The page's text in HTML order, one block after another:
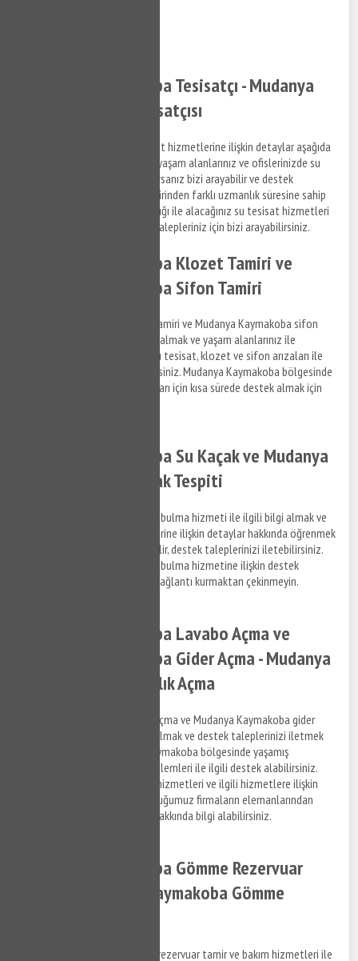
Mudanya Kaymakoba Tesisatçı - Mudanya
Kaymakoba Su Tesisatçısı
Mudanya Kaymakoba su tesisat hizmetlerine ilişkin detaylar aşağıda
Denizlilandığı şekildedir. Sizde yaşam alanlarınız ve ofislerinizde su
tesisat ile ilgili bir arıza yaşıyorsanız bizi arayabilir ve destek
taleplerinizi iletebilirsiniz. Birbirinden farklı uzmanlık süresine sahip
anlaşmalı iş ortaklarımız aracılığı ile alacağınız su tesisat hizmetleri
ile ilgili bilgi almak ve destek talepleriniz için bizi arayabilirsiniz.
Mudanya Kaymakoba Klozet Tamiri ve
Mudanya Kaymakoba Sifon Tamiri
Mudanya Kaymakoba klozet tamiri ve Mudanya Kaymakoba sifon
tamiri hizmetlerine ilişkin bilgi almak ve yaşam alanlarınız ile
ofislerinizde meydana gelen su tesisat, klozet ve sifon arızaları ile
ilgili bizi arayabilir, bilgi alabilirsiniz. Mudanya Kaymakoba bölgesinde
yaşayacağınız su tesisat arızaları için kısa sürede destek almak için
Mudanya Kaymakoba Su Kaçak ve Mudanya
Kaymakoba Su Kaçak Tespiti
Mudanya Kaymakoba su kaçak bulma hizmeti ile ilgili bilgi almak ve
su kaçak tespit tamir hizmetlerine ilişkin detaylar hakkında öğrenmek
istediğiniz konuları bize sorabilir, destek taleplerinizi iletebilirsiniz.
Mudanya Kaymakoba su kaçak bulma hizmetine ilişkin destek
talepleriniz hakkında bizimle bağlantı kurmaktan çekinmeyin.
Mudanya Kaymakoba Lavabo Açma ve
Mudanya Kaymakoba Gider Açma - Mudanya
Kaymakoba Tıkanıklık Açma
Mudanya Kaymakoba lavabo açma ve Mudanya Kaymakoba gider
açma hizmetleri ile ilgili bilgi almak ve destek taleplerinizi iletmek
için bizi arayabilir, Mudanya Kaymakoba bölgesinde yaşamış
olduğunuz gider tıkanıklık problemleri ile ilgili destek alabilirsiniz.
Gider açma ve tıkanıklık açma hizmetleri ve ilgili hizmetlere ilişkin
Mülk detaylarını anlaşmalı olduğumuz firmaların elemanlarından
öğrenebilir ve ilgili hizmetler hakkında bilgi alabilirsiniz.
Mudanya Kaymakoba Gömme Rezervuar
Tamiri - Mudanya Kaymakoba Gömme
Mudanya Kaymakoba gömme rezervuar tamir ve bakım hizmetleri ile